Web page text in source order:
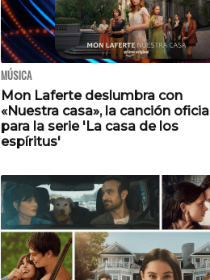
MÚSICA
Mon Laferte deslumbra con
«Nuestra casa», la canción oficial
para la serie 'La casa de los
espíritus'